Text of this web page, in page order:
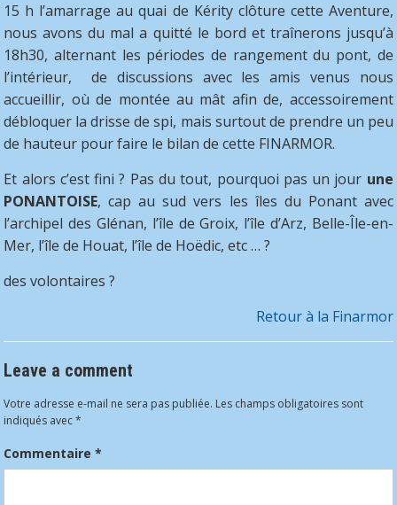
15 h l’amarrage au quai de Kérity clôture cette Aventure,
nous avons du mal a quitté le bord et traînerons jusqu’à
18h30, alternant les périodes de rangement du pont, de
l’intérieur, de discussions avec les amis venus nous
accueillir, où de montée au mât afin de, accessoirement
débloquer la drisse de spi, mais surtout de prendre un peu
de hauteur pour faire le bilan de cette FINARMOR.
Et alors c’est fini ? Pas du tout, pourquoi pas un jour une
PONANTOISE, cap au sud vers les îles du Ponant avec
l’archipel des Glénan, l’île de Groix, l’île d’Arz, Belle-Île-en-
Mer, l’île de Houat, l’île de Hoëdic, etc … ?
des volontaires ?
Retour à la Finarmor
Leave a comment
Votre adresse e-mail ne sera pas publiée. Les champs obligatoires sont
indiqués avec*
Commentaire*